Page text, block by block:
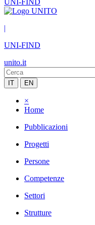
UNI-FIND
|
UNI-FIND
unito.it
IT EN
×
Home
Pubblicazioni
Progetti
Persone
Competenze
Settori
Strutture